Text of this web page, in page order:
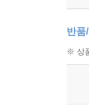
반품
※ 상